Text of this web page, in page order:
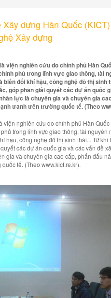
dựng Hàn Quốc
Xây dựng
viện nghiên cứu do chính phủ Hàn
phủ trong lĩnh vực giao thông, tài
đổi khí hậu, công nghệ đô thị sinh
góp phần giải quyết các dự án quốc
lực là chuyên gia và chuyên gia
tranh trên trường quốc tế. (Theo
nghiên cứu do chính phủ Hàn Quốc
trong lĩnh vực giao thông, tài nguyên
hậu, công nghệ đô thị sinh thái... Từ khi
các dự án quốc gia và các vấn đề
gia và chuyên gia cao cấp, phấn đấu
tế. (Theo www.kict.re.kr).